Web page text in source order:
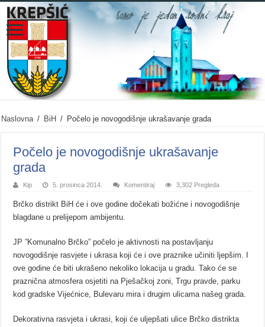
Naslovna / BiH / Počelo je novogodišnje ukrašavanje grada
Počelo je novogodišnje ukrašavanje
grada
Kip 5. prosinca 2014. Komentiraj 3,302 Pregleda
Brčko distrikt BiH će i ove godine dočekati božićne i novogodišnje
blagdane u prelijepom ambijentu.
JP ”Komunalno Brčko” počelo je aktivnosti na postavljanju
novogodišnje rasvjete i ukrasa koji će i ove praznike učiniti ljepšim. I
ove godine će biti ukrašeno nekoliko lokacija u gradu. Tako će se
praznična atmosfera osjetiti na Pješačkoj zoni, Trgu pravde, parku
kod gradske Vijećnice, Bulevaru mira i drugim ulicama našeg grada.
Dekorativna rasvjeta i ukrasi, koji će uljepšati ulice Brčko distrikta